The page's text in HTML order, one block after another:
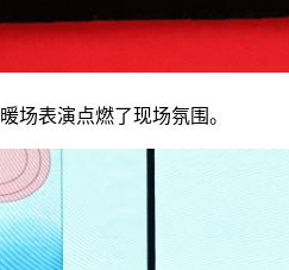
暖场表演点燃了现场氛围。